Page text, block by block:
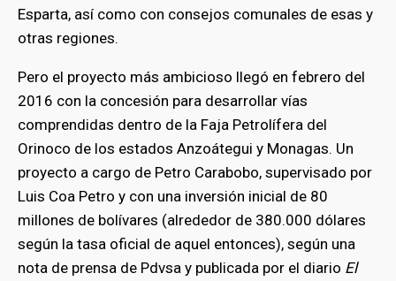
Esparta, así como con consejos comunales de esas y
otras regiones.
Pero el proyecto más ambicioso llegó en febrero del
2016 con la concesión para desarrollar vías
comprendidas dentro de la Faja Petrolífera del
Orinoco de los estados Anzoátegui y Monagas. Un
proyecto a cargo de Petro Carabobo, supervisado por
Luis Coa Petro y con una inversión inicial de 80
millones de bolívares (alrededor de 380.000 dólares
según la tasa oficial de aquel entonces), según una
nota de prensa de Pdvsa y publicada por el diario El